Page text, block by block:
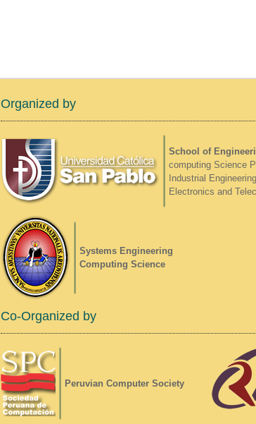
Organized by
School of
computing Science
Industrial
Electronics and
Systems Engineering
Computing Science
Co-Organized by
Peruvian Computer Society